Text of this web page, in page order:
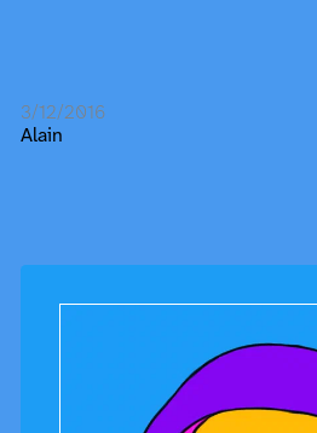
3/12/2016
Alain